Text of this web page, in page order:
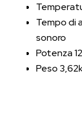
Tempo di
sonoro
Potenza
Peso